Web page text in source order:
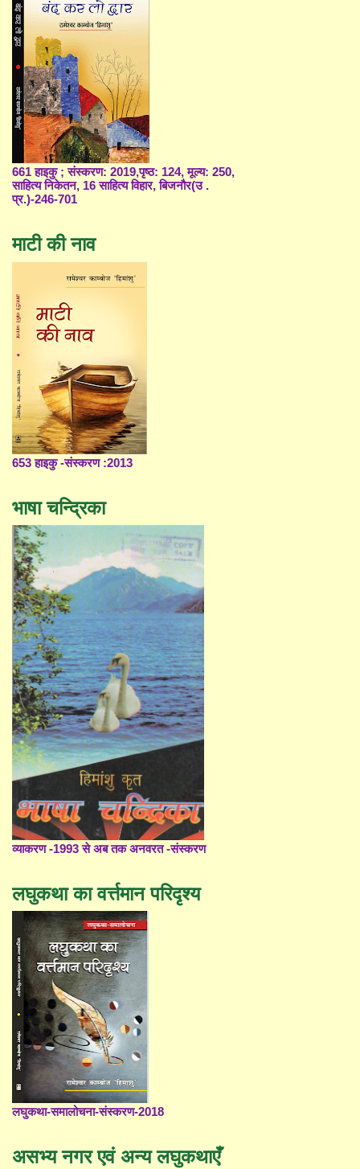
661 हाइकु ; संस्करण: 2019,पृष्ठ: 124, मूल्य: 250,
साहित्य निकेतन, 16 साहित्य विहार, बिजनौर(उ .
प्र.)-246-701
माटी की नाव
653 हाइकु -संस्करण :2013
भाषा चन्द्रिका
व्याकरण -1993 से अब तक अनवरत -संस्करण
लघुकथा का वर्त्तमान परिदृश्य
लघुकथा-समालोचना-संस्करण-2018
असभ्य नगर एवं अन्य लघुकथाएँ